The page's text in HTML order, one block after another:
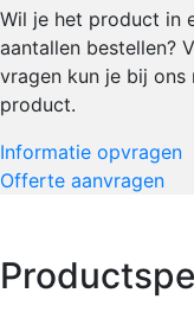
Wil je het product in
aantallen bestellen?
vragen kun je bij ons
product.
Informatie opvragen
Offerte aanvragen